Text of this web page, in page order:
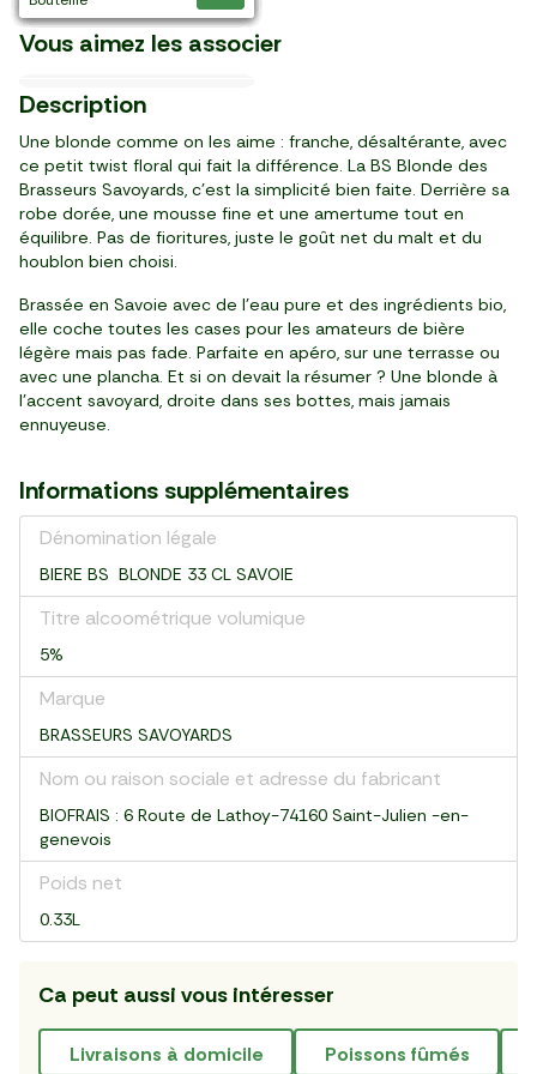
Vous aimez les associer
Nouveau
France
6,99 €
4,39 €
Les Cacahuètes salées
3,39 €
France
3,99 €
élaborés en France
5,99 €
Italie
2,79 €
élaborées en France
4,49 €
Les Gressins à l'huile d'olive
2,49 €
Description
Une blonde comme on les aime : franche, désaltérante, avec
ce petit twist floral qui fait la différence. La BS Blonde des
Brasseurs Savoyards, c’est la simplicité bien faite. Derrière sa
robe dorée, une mousse fine et une amertume tout en
équilibre. Pas de fioritures, juste le goût net du malt et du
houblon bien choisi.
Brassée en Savoie avec de l’eau pure et des ingrédients bio,
elle coche toutes les cases pour les amateurs de bière
légère mais pas fade. Parfaite en apéro, sur une terrasse ou
avec une plancha. Et si on devait la résumer ? Une blonde à
l’accent savoyard, droite dans ses bottes, mais jamais
ennuyeuse.
Informations supplémentaires
Dénomination légale
BIERE BS BLONDE 33 CL SAVOIE
Titre alcoométrique volumique
5%
Marque
BRASSEURS SAVOYARDS
Nom ou raison sociale et adresse du fabricant
BIOFRAIS : 6 Route de Lathoy-74160 Saint-Julien -en-
genevois
Poids net
0.33L
Ca peut aussi vous intéresser
livraisons à domicile poissons fûmés